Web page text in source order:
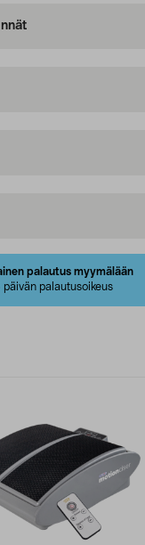
palautus myymälään
päivän palautusoikeus